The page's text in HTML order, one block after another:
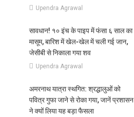
Upendra Agrawal
सावधान! १० इंच के पाइप में फंसा ६ साल का
मासूम, बारिश में खेल-खेल में चली गई जान,
जेसीबी से निकाला गया शव
Upendra Agrawal
अमरनाथ यात्रा स्थगित: श्रद्धालुओं को
पवित्र गुफा जाने से रोका गया, जानें प्रशासन
ने क्यों लिया यह बड़ा फैसला